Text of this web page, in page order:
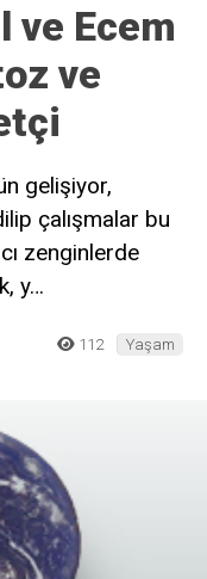
ve Ecem
ve
gelişiyor,
çalışmalar bu
zenginlerde
y…
112 Yaşam